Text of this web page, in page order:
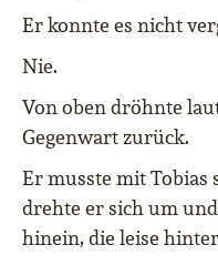
Er konnte es nicht
Nie.
Von oben dröhnte
Gegenwart zurück.
Er musste mit Tobias
drehte er sich um
hinein, die leise